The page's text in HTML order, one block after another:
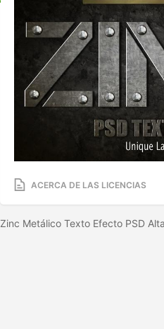
ACERCA DE LAS LICENCIAS
Zinc Metálico Texto Efecto PSD